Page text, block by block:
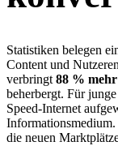
Statistiken belegen
Content und
verbringt 88 %
beherbergt. Für
Speed-Internet
die neuen